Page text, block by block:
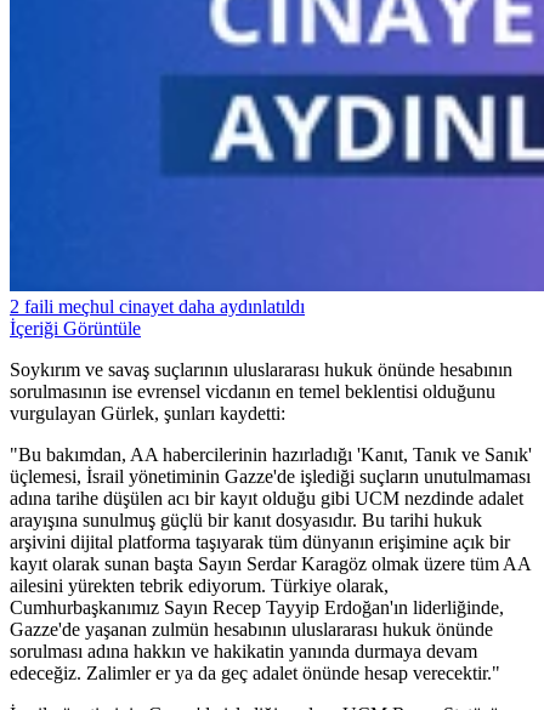
2 faili meçhul cinayet daha aydınlatıldı
İçeriği Görüntüle
Soykırım ve savaş suçlarının uluslararası hukuk önünde hesabının
sorulmasının ise evrensel vicdanın en temel beklentisi olduğunu
vurgulayan Gürlek, şunları kaydetti:
"Bu bakımdan, AA habercilerinin hazırladığı 'Kanıt, Tanık ve Sanık'
üçlemesi, İsrail yönetiminin Gazze'de işlediği suçların unutulmaması
adına tarihe düşülen acı bir kayıt olduğu gibi UCM nezdinde adalet
arayışına sunulmuş güçlü bir kanıt dosyasıdır. Bu tarihi hukuk
arşivini dijital platforma taşıyarak tüm dünyanın erişimine açık bir
kayıt olarak sunan başta Sayın Serdar Karagöz olmak üzere tüm AA
ailesini yürekten tebrik ediyorum. Türkiye olarak,
Cumhurbaşkanımız Sayın Recep Tayyip Erdoğan'ın liderliğinde,
Gazze'de yaşanan zulmün hesabının uluslararası hukuk önünde
sorulması adına hakkın ve hakikatin yanında durmaya devam
edeceğiz. Zalimler er ya da geç adalet önünde hesap verecektir."